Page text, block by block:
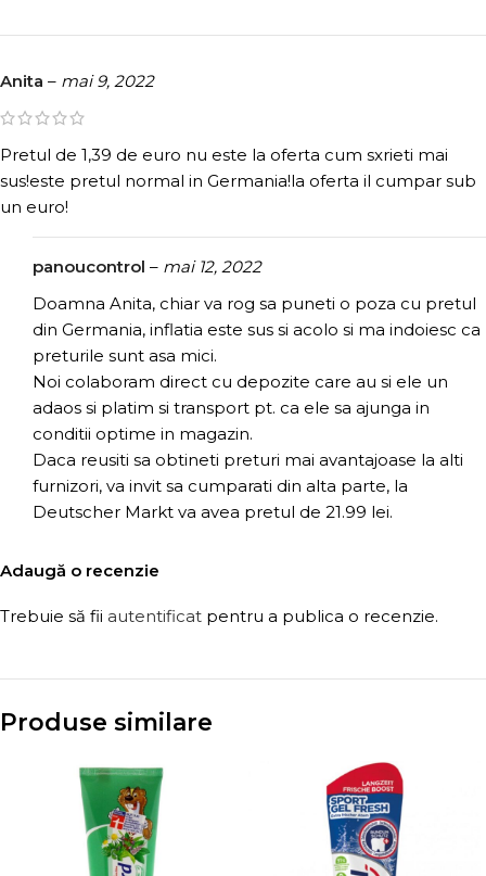
Anita – mai 9, 2022
Pretul de 1,39 de euro nu este la oferta cum sxrieti mai
sus!este pretul normal in Germania!la oferta il cumpar sub
un euro!
panoucontrol – mai 12, 2022
Doamna Anita, chiar va rog sa puneti o poza cu pretul
din Germania, inflatia este sus si acolo si ma indoiesc ca
preturile sunt asa mici.
Noi colaboram direct cu depozite care au si ele un
adaos si platim si transport pt. ca ele sa ajunga in
conditii optime in magazin.
Daca reusiti sa obtineti preturi mai avantajoase la alti
furnizori, va invit sa cumparati din alta parte, la
Deutscher Markt va avea pretul de 21.99 lei.
Adaugă o recenzie
Trebuie să fii autentificat pentru a publica o recenzie.
Produse similare